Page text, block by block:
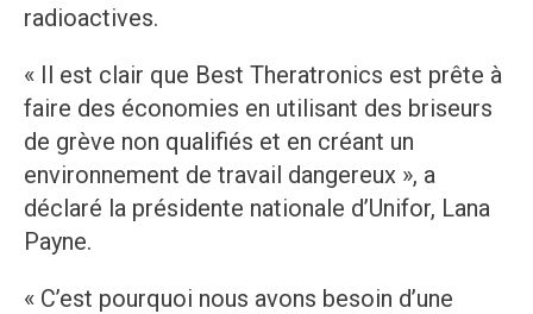
radioactives.
« Il est clair que Best Theratronics est prête à
faire des économies en utilisant des briseurs
de grève non qualifiés et en créant un
environnement de travail dangereux », a
déclaré la présidente nationale d’Unifor, Lana
Payne.
« C’est pourquoi nous avons besoin d’une